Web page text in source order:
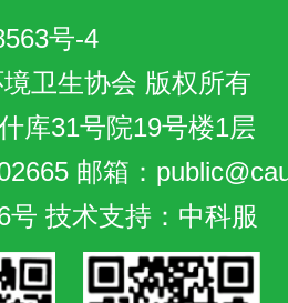
号-4
卫生协会 版权所有
库31号院19号楼1层
邮箱：
号 技术支持：中科服